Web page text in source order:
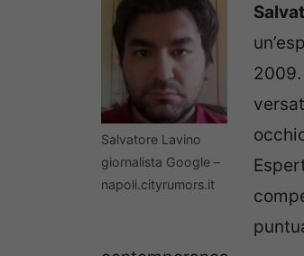
Salvatore Lavino
giornalista Google –
napoli.cityrumors.it